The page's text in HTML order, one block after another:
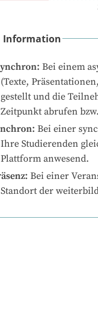
Information
: Bei einem
(Texte,
gestellt und die
Zeitpunkt abrufen
: Bei einer
Ihre Studierenden
Plattform anwesend.
: Bei einer
Standort der